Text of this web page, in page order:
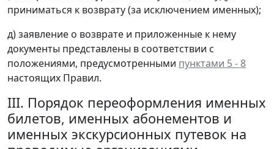
приниматься к возврату (за исключением именных);
д) заявление о возврате и приложенные к нему
документы представлены в соответствии с
положениями, предусмотренными пунктами 5 - 8
настоящих Правил.
III. Порядок переоформления именных
билетов, именных абонементов и
именных экскурсионных путевок на